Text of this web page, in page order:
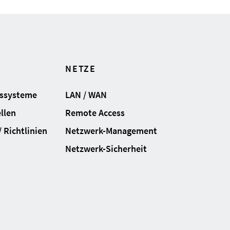
Richtlinien
NETZE
LAN / WAN
Remote Access
Netzwerk-Management
Netzwerk-Sicherheit